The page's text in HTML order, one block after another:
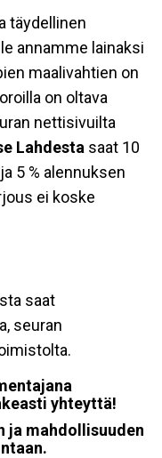
täydellinen
annamme lainaksi
maalivahtien on
on oltava
nettisivuilta
Lahdesta saat 10
5 % alennuksen
ei koske
saat
seuran
yhteyttä!
ja mahdollisuuden